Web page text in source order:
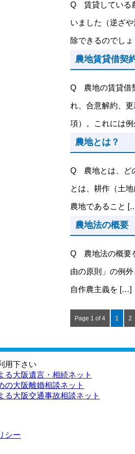
Q 賃貸している
いました（逆ざ
除できるのでし
農地賃貸借契
Q 農地の賃貸借
れ、合意解約、
項）。これには
農地とは？
Q 農地とは、ど
とは、耕作（土
農地であること
農地法の概要
Q 農地法の概要
由の原則」の例
自作農主義を […]
Page 1 of 4 1 2
用下さい
る大阪遺言・相続ネット
の大阪離婚相談ネット
る大阪交通事故相談ネット
シー